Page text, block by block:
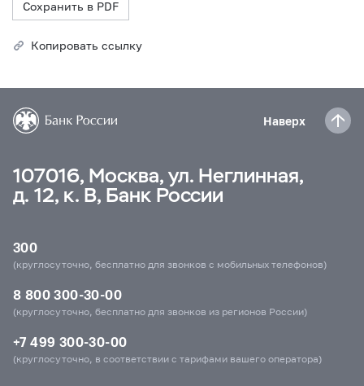
Сохранить в PDF
Копировать ссылку
Наверх
107016, Москва, ул. Неглинная,
д. 12, к. В, Банк России
300
(круглосуточно, бесплатно для звонков с мобильных телефонов)
8 800 300-30-00
(круглосуточно, бесплатно для звонков из регионов России)
+7 499 300-30-00
(круглосуточно, в соответствии с тарифами вашего оператора)